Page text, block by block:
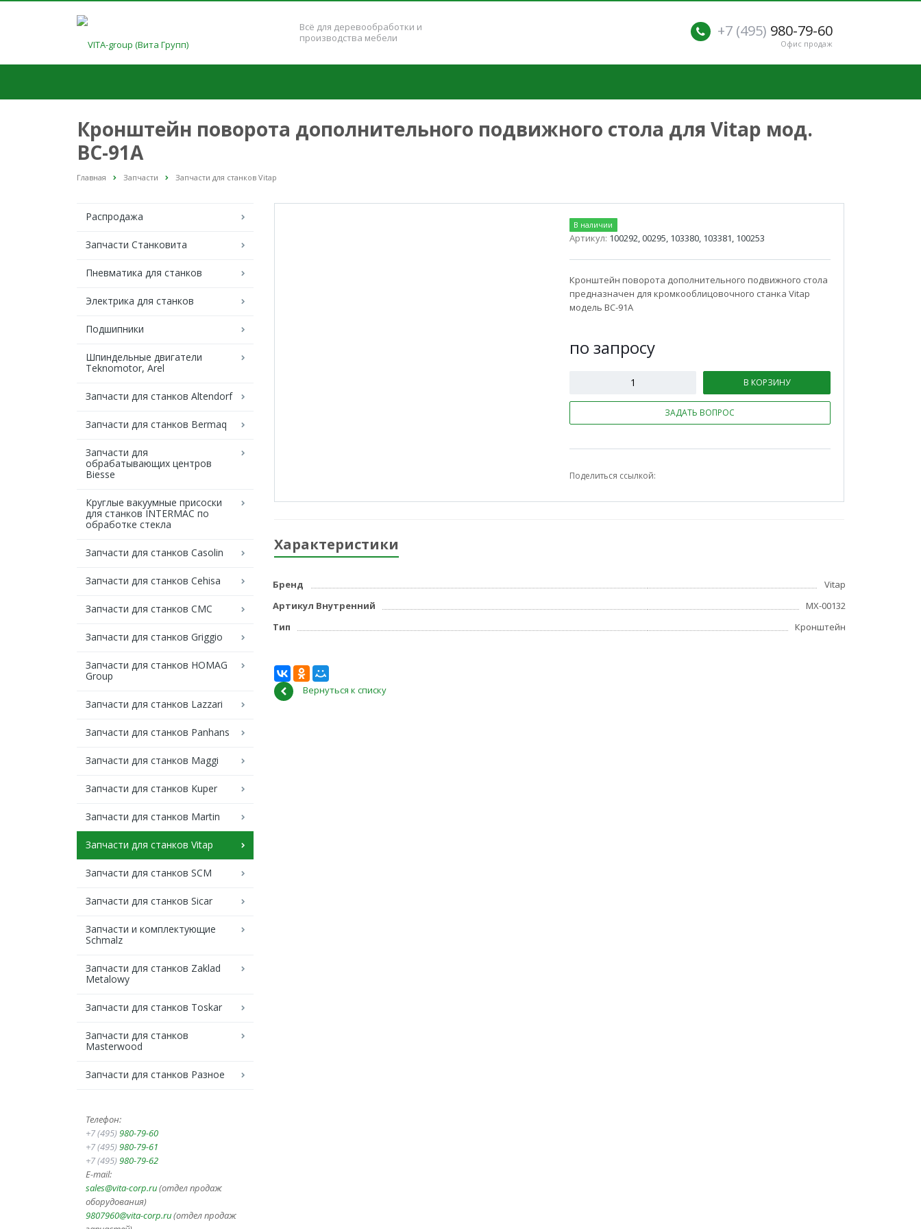
Всё для деревообработки и
производства мебели
+7 (495) 980-79-60
Офис продаж
Кронштейн поворота дополнительного подвижного стола для Vitap мод.
BC-91A
Главная Запчасти Запчасти для станков Vitap
Распродажа
Запчасти Станковита
Пневматика для станков
Электрика для станков
Подшипники
Шпиндельные двигатели
Teknomotor, Arel
Запчасти для станков Altendorf
Запчасти для станков Bermaq
Запчасти для
обрабатывающих центров
Biesse
Круглые вакуумные присоски
для станков INTERMAC по
обработке стекла
Запчасти для станков Casolin
Запчасти для станков Cehisa
Запчасти для станков CMC
Запчасти для станков Griggio
Запчасти для станков HOMAG
Group
Запчасти для станков Lazzari
Запчасти для станков Panhans
Запчасти для станков Maggi
Запчасти для станков Kuper
Запчасти для станков Martin
Запчасти для станков Vitap
Запчасти для станков SCM
Запчасти для станков Sicar
Запчасти и комплектующие
Schmalz
Запчасти для станков Zaklad
Metalowy
Запчасти для станков Toskar
Запчасти для станков
Masterwood
Запчасти для станков Разное
Телефон:
+7 (495) 980-79-60
+7 (495) 980-79-61
+7 (495) 980-79-62
E-mail:
sales@vita-corp.ru(отдел продаж
оборудования)
9807960@vita-corp.ru(отдел продаж
В наличии
Артикул: 100292, 00295, 103380, 103381, 100253
Кронштейн поворота дополнительного подвижного стола
предназначен для кромкооблицовочного станка Vitap
модель BC-91A
по запросу
В КОРЗИНУ
ЗАДАТЬ ВОПРОС
Поделиться ссылкой:
Характеристики
Бренд
Vitap
Артикул Внутренний
МХ-00132
Тип
Кронштейн
Вернуться к списку